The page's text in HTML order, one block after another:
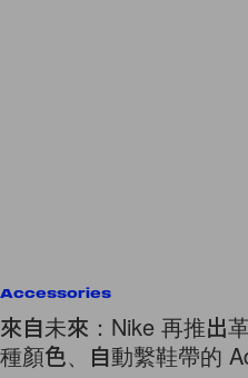
Accessories
來自未來：Nike 再推出
種顏色、自動繫鞋帶的